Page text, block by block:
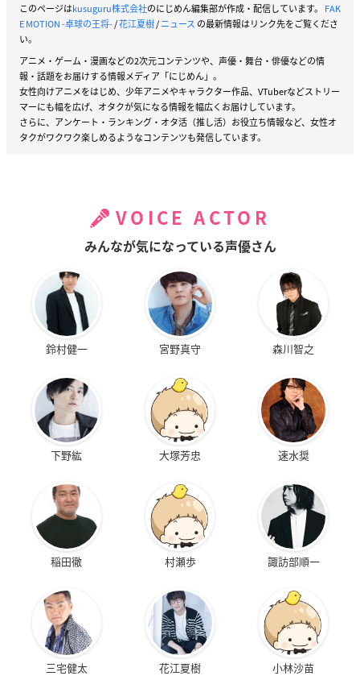
このページはkusuguru株式会社のにじめん編集部が作成・配信しています。 FAK
E MOTION -卓球の王将-/花江夏樹/ニュース の最新情報はリンク先をご覧くださ
い。
アニメ・ゲーム・漫画などの2次元コンテンツや、声優・舞台・俳優などの情
報・話題をお届けする情報メディア「にじめん」。
女性向けアニメをはじめ、少年アニメやキャラクター作品、VTuberなどストリー
マーにも幅を広げ、オタクが気になる情報を幅広くお届けしています。
さらに、アンケート・ランキング・オタ活（推し活）お役立ち情報など、女性オ
タクがワクワク楽しめるようなコンテンツも発信しています。
VOICE ACTOR
みんなが気になっている声優さん
鈴村健一 宮野真守 森川智之
下野紘 大塚芳忠 速水奨
稲田徹 村瀬歩 諏訪部順一
三宅健太 花江夏樹 小林沙苗